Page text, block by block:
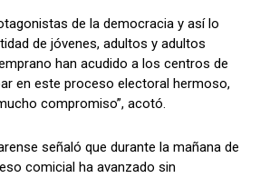
de la democracia y así lo
de jóvenes, adultos y adultos
han acudido a los centros de
en este proceso electoral hermoso,
compromiso”, acotó.
señaló que durante la mañana de
comicial ha avanzado sin